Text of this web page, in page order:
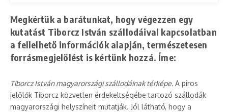
Megkértük a barátunkat, hogy végezzen egy
kutatást Tiborcz István szállodáival kapcsolatban
a fellelhető információk alapján, természetesen
forrásmegjelölést is kértünk hozzá. Íme:
Tiborcz István magyarországi szállodáinak térképe. A piros
jelölők Tiborcz közvetlen érdekeltségébe tartozó szállodák
magyarországi helyszíneit mutatják. Jól látható, hogy a